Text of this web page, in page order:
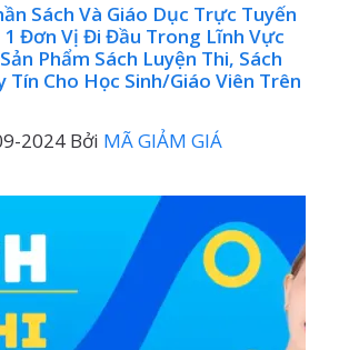
Sách Và Giáo Dục Trực Tuyến
Đơn Vị Đi Đầu Trong Lĩnh Vực
Phẩm Sách Luyện Thi, Sách
Tín Cho Học Sinh/giáo Viên Trên
2024 Bởi MÃ GIẢM GIÁ